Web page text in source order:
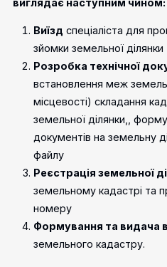
виглядає наступним чином:
Виїзд спеціаліста для
зйомки земельної ділянки
Розробка технічної
встановлення меж
місцевості) складання
земельної ділянки,,
документів на земельну
файлу
Реєстрація земельної
земельному кадастрі та
номеру
Формування та видача
земельного кадастру.